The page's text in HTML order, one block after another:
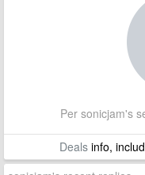
Per sonicjam's
Dealsinfo,